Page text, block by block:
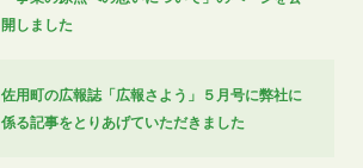
開しました
佐用町の広報誌「広報さよう」５月号に弊社に
係る記事をとりあげていただきました